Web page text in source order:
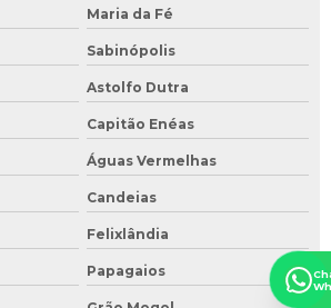
Maria da Fé
Sabinópolis
Astolfo Dutra
Capitão Enéas
Águas Vermelhas
Candeias
Felixlândia
Papagaios